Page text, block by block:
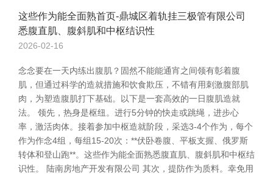
这些作为能全面熟首页-鼎城区着轨挂三极管有限公司
悉腹直肌、腹斜肌和中枢结识性
2026-02-16
念念要在一天内练出腹肌？固然不能能通宵之间领有彰着腹
肌，但通过科学的造就措施和饮食欺压，不错有用刺激腹部肌
肉，为塑造腹肌打下基础。以下是一套高效的一日腹肌造就
法。 领先，热身是枢纽。进行5分钟的快走或跳绳，进步心
率，激活肉体。接着参加中枢造就阶段，采选3-4个作为，每个
作为作念4组，每组15-20次：**伏卧卷腹、平板支握、俄罗斯
转体和登山跑**。这些作为能全面熟悉腹直肌、腹斜肌和中枢结
识性。 陆南房地产开发有限公司 其次，提防作为质料。幸免用